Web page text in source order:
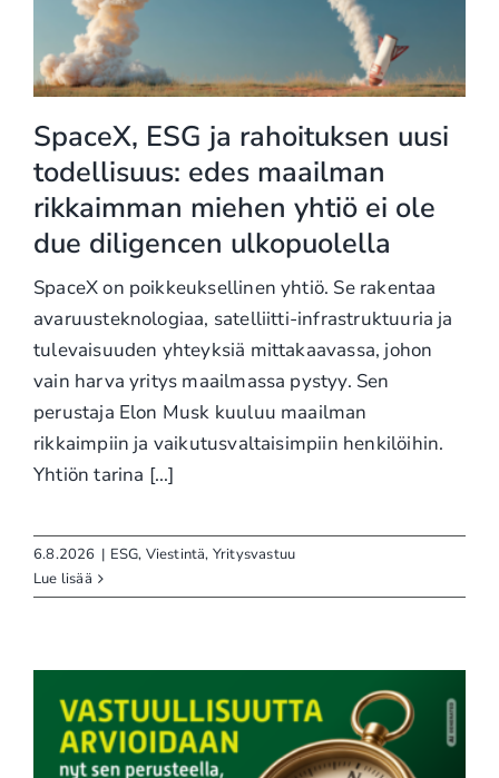
SpaceX, ESG ja rahoituksen uusi
todellisuus: edes maailman
rikkaimman miehen yhtiö ei ole
due diligencen ulkopuolella
SpaceX on poikkeuksellinen yhtiö. Se rakentaa
avaruusteknologiaa, satelliitti-infrastruktuuria ja
tulevaisuuden yhteyksiä mittakaavassa, johon
vain harva yritys maailmassa pystyy. Sen
perustaja Elon Musk kuuluu maailman
rikkaimpiin ja vaikutusvaltaisimpiin henkilöihin.
Yhtiön tarina [...]
6.8.2026 | ESG, Viestintä, Yritysvastuu
Lue lisää